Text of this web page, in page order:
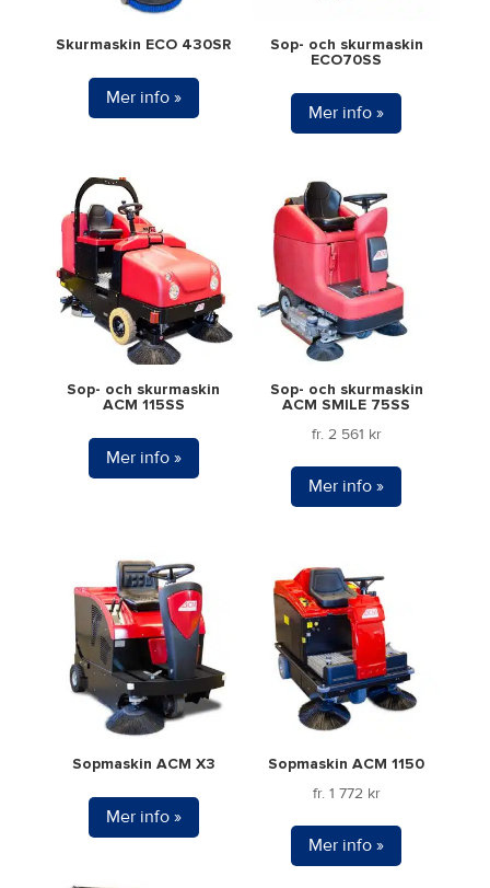
Skurmaskin ECO 430SR
Mer info »
Sop- och skurmaskin
ECO70SS
Mer info »
Sop- och skurmaskin
ACM 115SS
Mer info »
Sop- och skurmaskin
ACM SMILE 75SS
fr. 2 561 kr
Mer info »
produkten
har
flera
varianter.
produktsidan
Sopmaskin ACM X3
Mer info »
Sopmaskin ACM 1150
fr. 1 772 kr
Mer info »